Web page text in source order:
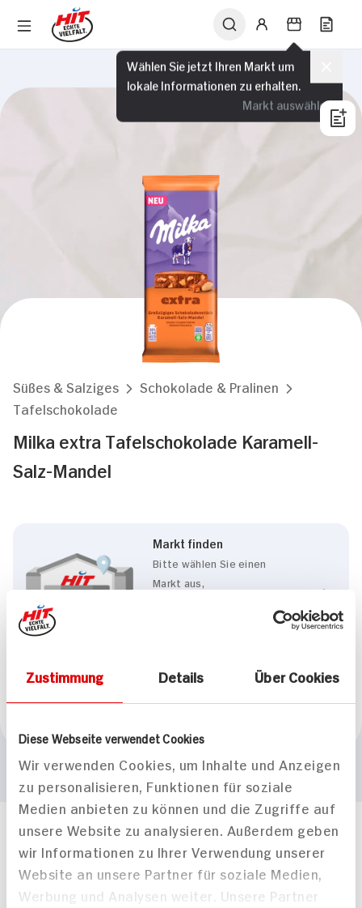
Zustimmung Details Über Cookies
Diese Webseite verwendet Cookies
Wir verwenden Cookies, um Inhalte und Anzeigen
zu personalisieren, Funktionen für soziale
Medien anbieten zu können und die Zugriffe auf
unsere Website zu analysieren. Außerdem geben
wir Informationen zu Ihrer Verwendung unserer
Website an unsere Partner für soziale Medien,
Werbung und Analysen weiter. Unsere Partner
Wählen Sie jetzt Ihren Markt um
lokale Informationen zu erhalten.
Markt auswählen
Süßes & Salziges
Schokolade & Pralinen
Tafelschokolade
Milka extra Tafelschokolade Karamell-
Salz-Mandel
Markt finden
Bitte wählen Sie einen
Markt aus,
Marke
Häufig gestellte Fragen
Mehr Informationen in unserem FAQ
kontakt
hit.de
Wir beantworten gerne Ihre Fragen